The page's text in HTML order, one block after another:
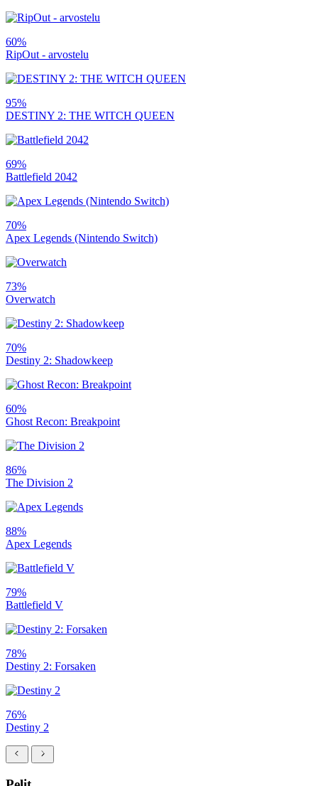
60%
RipOut - arvostelu
95%
DESTINY 2: THE WITCH QUEEN
69%
Battlefield 2042
70%
Apex Legends (Nintendo Switch)
73%
Overwatch
70%
Destiny 2: Shadowkeep
60%
Ghost Recon: Breakpoint
86%
The Division 2
88%
Apex Legends
79%
Battlefield V
78%
Destiny 2: Forsaken
76%
Destiny 2